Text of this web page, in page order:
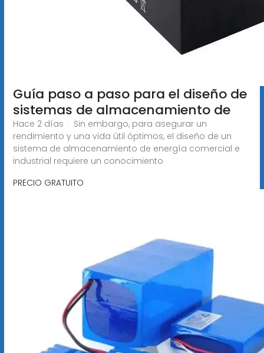
Guía paso a paso para el diseño de
sistemas de almacenamiento de
Hace 2 días · Sin embargo, para asegurar un
rendimiento y una vida útil óptimos, el diseño de un
sistema de almacenamiento de energía comercial e
industrial requiere un conocimiento
PRECIO GRATUITO